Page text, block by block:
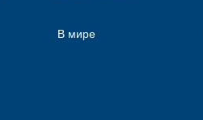
В мире